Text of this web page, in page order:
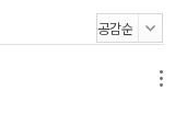
급 작가다. 그는 20세
성실하고 진격하는 태
했다. 그렇게 당대 프
히 매혹시켰다. 이런